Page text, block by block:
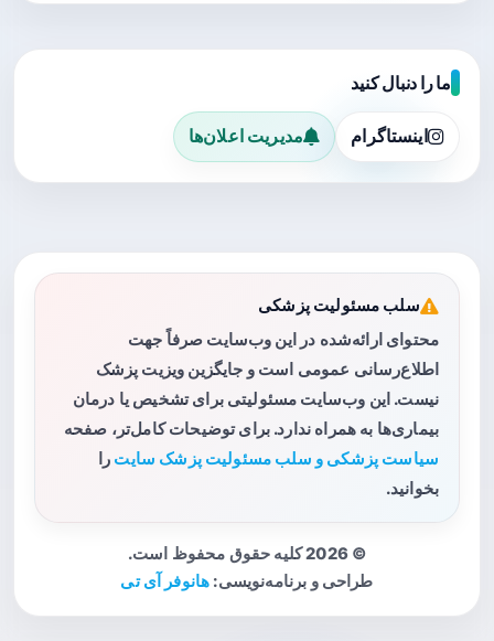
ما را دنبال کنید
اینستاگرام مدیریت اعلان‌ها
سلب مسئولیت پزشکی
محتوای ارائه‌شده در این وب‌سایت صرفاً جهت
اطلاع‌رسانی عمومی است و جایگزین ویزیت پزشک
نیست. این وب‌سایت مسئولیتی برای تشخیص یا درمان
بیماری‌ها به همراه ندارد. برای توضیحات کامل‌تر، صفحه
سیاست پزشکی و سلب مسئولیت پزشک سایت را
بخوانید.
© 2026 کلیه حقوق محفوظ است.
طراحی و برنامه‌نویسی: هانوفر آی تی